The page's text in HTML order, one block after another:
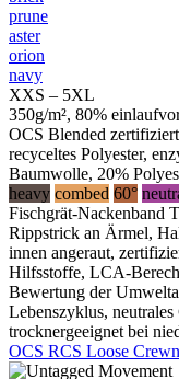
prune
aster
orion
navy
XXS – 5XL
350g/m², 80%
OCS Blended
recyceltes Polyester,
Baumwolle, 20%
heavy combed 60°
Fischgrät-Nackenband
Rippstrick an Ärmel,
innen angeraut,
Hilfsstoffe, LCA-
Bewertung der
Lebenszyklus,
trocknergeeignet bei
OCS RCS Loose